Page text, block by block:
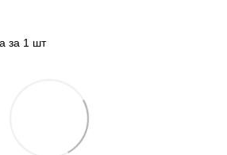
за 1 шт